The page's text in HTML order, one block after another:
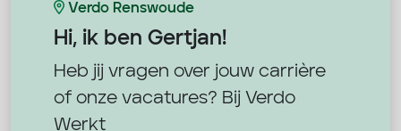
Verdo Renswoude
Hi, ik ben Gertjan!
Heb jij vragen over jouw carrière
of onze vacatures? Bij Verdo
Werkt